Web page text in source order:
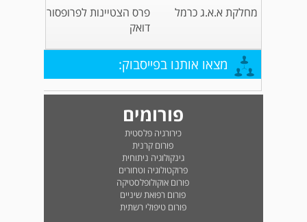
מחלקת א.א.ג כרמל
פרס הצטיינות לפרופסור
דואק
מצאו אותנו בפייסבוק:
פורומים
כירורגיה פלסטית
פורום קרנית
גינקולוגיה ניתוחית
פרוקטולוגיה וטחורים
פורום אוקולופלסטיקה
פורום רפואת שיניים
פורום טיפולי רשתית